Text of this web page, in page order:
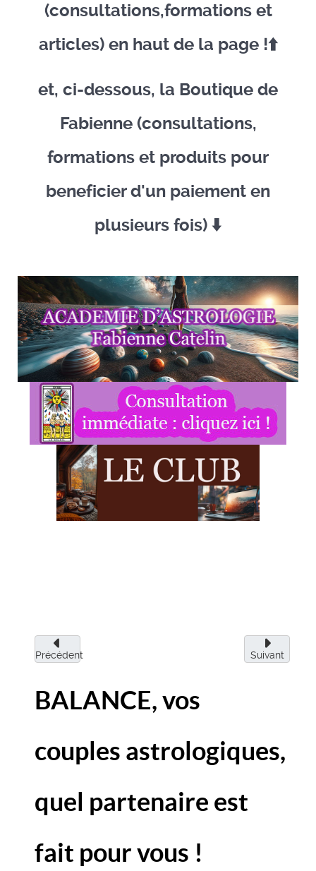
(consultations,formations et
articles) en haut de la page !⬆️​
et, ci-dessous, la Boutique de
Fabienne (consultations,
formations et produits pour
beneficier d'un paiement en
plusieurs fois) ​⬇️​
Précédent Suivant
BALANCE, vos
couples astrologiques,
quel partenaire est
fait pour vous !